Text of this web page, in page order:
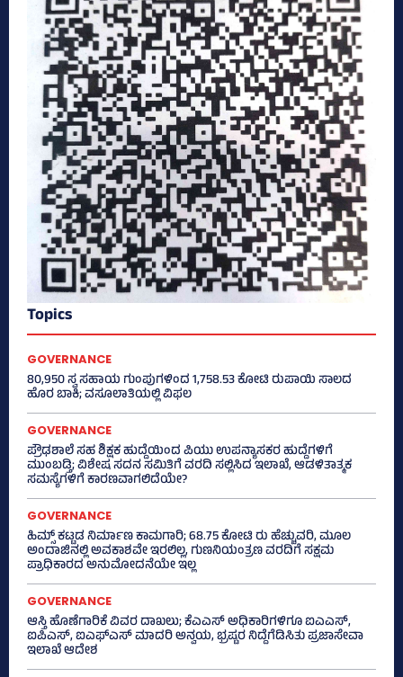
Topics
GOVERNANCE
80,950 ಸ್ವ ಸಹಾಯ ಗುಂಪುಗಳಿಂದ 1,758.53 ಕೋಟಿ ರುಪಾಯಿ ಸಾಲದ
ಹೊರ ಬಾಕಿ; ವಸೂಲಾತಿಯಲ್ಲಿ ವಿಫಲ
GOVERNANCE
ಪ್ರೌಢಶಾಲೆ ಸಹ ಶಿಕ್ಷಕ ಹುದ್ದೆಯಿಂದ ಪಿಯು ಉಪನ್ಯಾಸಕರ ಹುದ್ದೆಗಳಿಗೆ
ಮುಂಬಡ್ತಿ; ವಿಶೇಷ ಸದನ ಸಮಿತಿಗೆ ವರದಿ ಸಲ್ಲಿಸಿದ ಇಲಾಖೆ, ಆಡಳಿತಾತ್ಮಕ
ಸಮಸ್ಯೆಗಳಿಗೆ ಕಾರಣವಾಗಲಿದೆಯೇ?
GOVERNANCE
ಹಿಮ್ಸ್‌ ಕಟ್ಟಡ ನಿರ್ಮಾಣ ಕಾಮಗಾರಿ; 68.75 ಕೋಟಿ ರು ಹೆಚ್ಚುವರಿ, ಮೂಲ
ಅಂದಾಜಿನಲ್ಲಿ ಅವಕಾಶವೇ ಇರಲಿಲ್ಲ, ಗುಣನಿಯಂತ್ರಣ ವರದಿಗೆ ಸಕ್ಷಮ
ಪ್ರಾಧಿಕಾರದ ಅನುಮೋದನೆಯೇ ಇಲ್ಲ
GOVERNANCE
ಆಸ್ತಿ ಹೊಣೆಗಾರಿಕೆ ವಿವರ ದಾಖಲು; ಕೆಎಎಸ್ ಅಧಿಕಾರಿಗಳಿಗೂ ಐಎಎಸ್‌,
ಐಪಿಎಸ್‌, ಐಎಫ್‌ಎಸ್‌ ಮಾದರಿ ಅನ್ವಯ, ಭ್ರಷ್ಟರ ನಿದ್ದೆಗೆಡಿಸಿತು ಪ್ರಜಾಸೇವಾ
ಇಲಾಖೆ ಆದೇಶ